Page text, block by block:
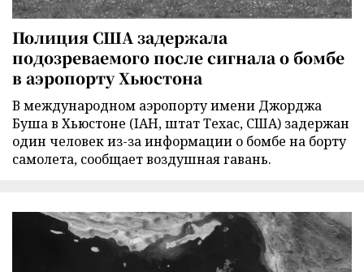
Полиция США задержала
подозреваемого после сигнала о бомбе
в аэропорту Хьюстона
В международном аэропорту имени Джорджа
Буша в Хьюстоне (IAH, штат Техас, США) задержан
один человек из-за информации о бомбе на борту
самолета, сообщает воздушная гавань.